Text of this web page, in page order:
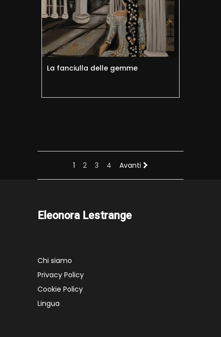
La fanciulla delle gemme
1 2 3 4 Avanti
Eleonora Lestrange
Chi siamo
Privacy Policy
Cookie Policy
Lingua